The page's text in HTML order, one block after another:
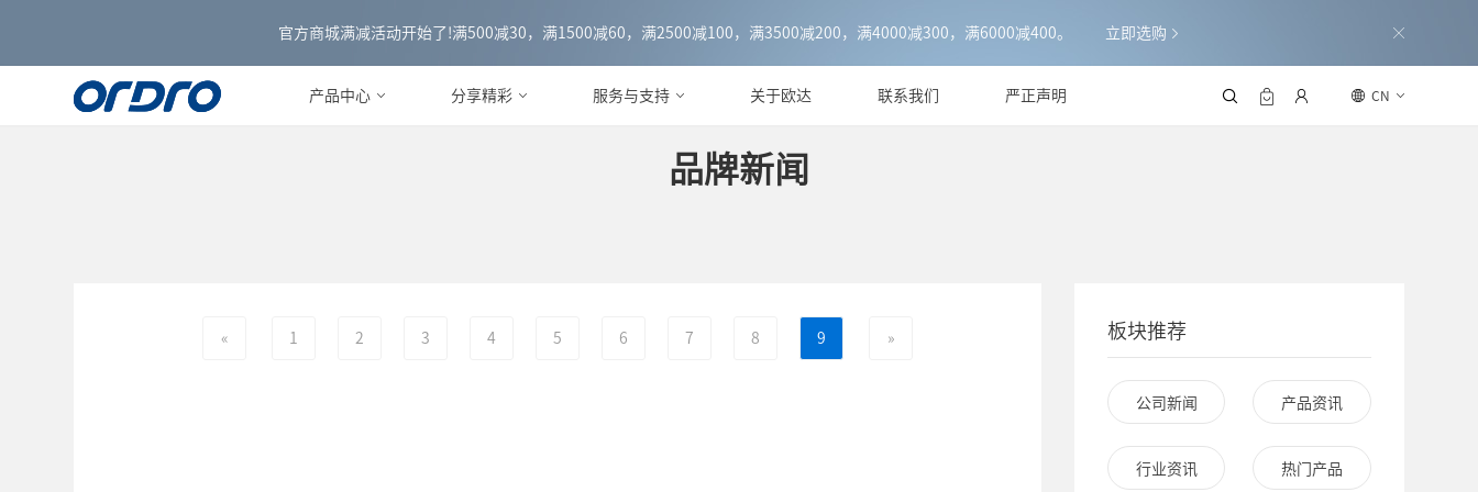
官方商城满减活动开始了!满500减30，满1500减60，满2500减100，满3500减200，满4000减300，满6000减400。 立即选购
产品中心 分享精彩 服务与支持 关于欧达 联系我们 严正声明 CN
品牌新闻
« 1 2 3 4 5 6 7 8 9 » 板块推荐
公司新闻 产品资讯
行业资讯 热门产品